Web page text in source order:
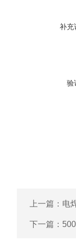
补充
验
上一篇： 电
下一篇：